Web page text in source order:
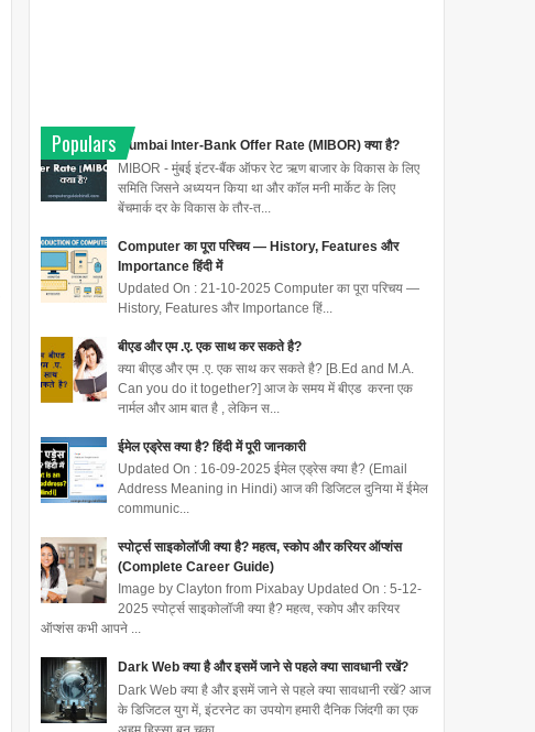
Populars
Mumbai Inter-Bank Offer Rate (MIBOR) क्या है?
MIBOR - मुंबई इंटर-बैंक ऑफर रेट ऋण बाजार के विकास के लिए
समिति जिसने अध्ययन किया था और कॉल मनी मार्केट के लिए
बेंचमार्क दर के विकास के तौर-त...
Computer का पूरा परिचय — History, Features और
Importance हिंदी में
Updated On : 21-10-2025 Computer का पूरा परिचय —
History, Features और Importance हिं...
बीएड और एम .ए. एक साथ कर सकते है?
क्या बीएड और एम .ए. एक साथ कर सकते है? [B.Ed and M.A.
Can you do it together?] आज के समय में बीएड करना एक
नार्मल और आम बात है , लेकिन स...
ईमेल एड्रेस क्या है? हिंदी में पूरी जानकारी
Updated On : 16-09-2025 ईमेल एड्रेस क्या है? (Email
Address Meaning in Hindi) आज की डिजिटल दुनिया में ईमेल
communic...
स्पोर्ट्स साइकोलॉजी क्या है? महत्व, स्कोप और करियर ऑप्शंस
(Complete Career Guide)
Image by Clayton from Pixabay Updated On : 5-12-
2025 स्पोर्ट्स साइकोलॉजी क्या है? महत्व, स्कोप और करियर
ऑप्शंस कभी आपने ...
Dark Web क्या है और इसमें जाने से पहले क्या सावधानी रखें?
Dark Web क्या है और इसमें जाने से पहले क्या सावधानी रखें? आज
के डिजिटल युग में, इंटरनेट का उपयोग हमारी दैनिक जिंदगी का एक